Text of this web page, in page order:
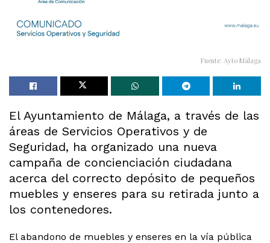
Fuente: Ayto Málaga
El Ayuntamiento de Málaga, a través de las
áreas de Servicios Operativos y de
Seguridad, ha organizado una nueva
campaña de concienciación ciudadana
acerca del correcto depósito de pequeños
muebles y enseres para su retirada junto a
los contenedores.
El abandono de muebles y enseres en la vía pública